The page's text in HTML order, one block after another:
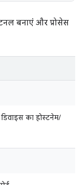
बनाएं और प्रोसेस
का होस्टनेम/